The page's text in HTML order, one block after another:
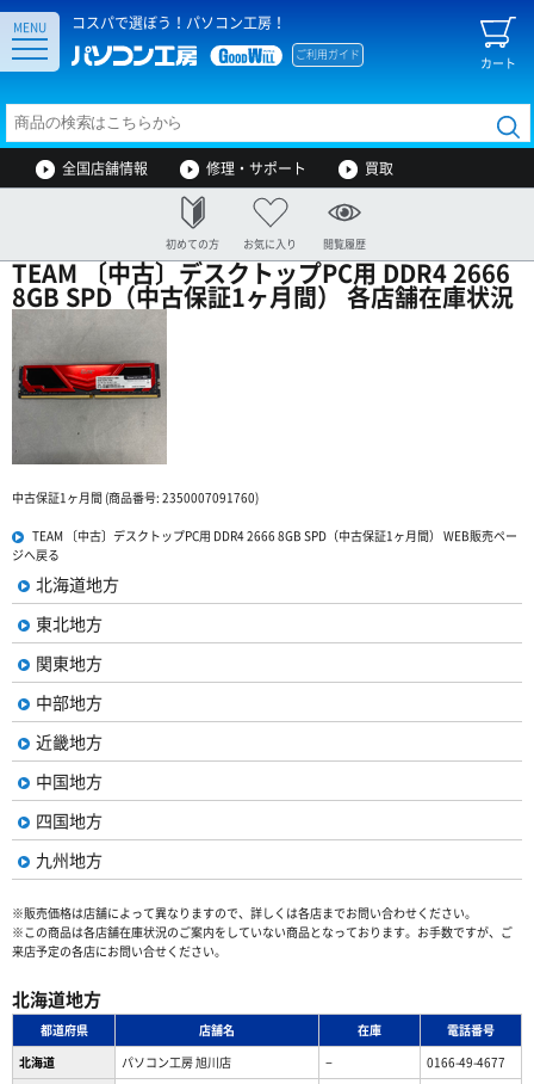
コスパで選ぼう！パソコン工房！
カート
ご利用ガイド
MENU
全国店舗情報 修理・サポート 買取
初めての方 お気に入り 閲覧履歴
TEAM 〔中古〕デスクトップPC用 DDR4 2666
8GB SPD（中古保証1ヶ月間） 各店舗在庫状況
中古保証1ヶ月間 (商品番号: 2350007091760)
TEAM 〔中古〕デスクトップPC用 DDR4 2666 8GB SPD（中古保証1ヶ月間） WEB販売ペー
ジへ戻る
北海道地方
東北地方
関東地方
中部地方
近畿地方
中国地方
四国地方
九州地方
※販売価格は店舗によって異なりますので、詳しくは各店までお問い合わせください。
※この商品は各店舗在庫状況のご案内をしていない商品となっております。お手数ですが、ご
来店予定の各店にお問い合せください。
北海道地方
都道府県 店舗名 在庫
電話番号
北海道
パソコン工房 旭川店 −
0166-49-4677